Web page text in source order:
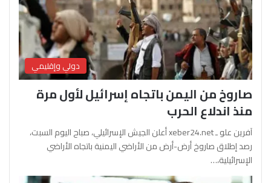
دولي وإقليمي
صاروخ من اليمن باتجاه إسرائيل لأول مرة
منذ اندلاع الحرب
آفرين علو ـ xeber24.net أعلن الجيش الإسرائيلي، صباح اليوم السبت،
رصد إطلاق صاروخ أرض-أرض من الأراضي اليمنية باتجاه الأراضي
الإسرائيلية،…